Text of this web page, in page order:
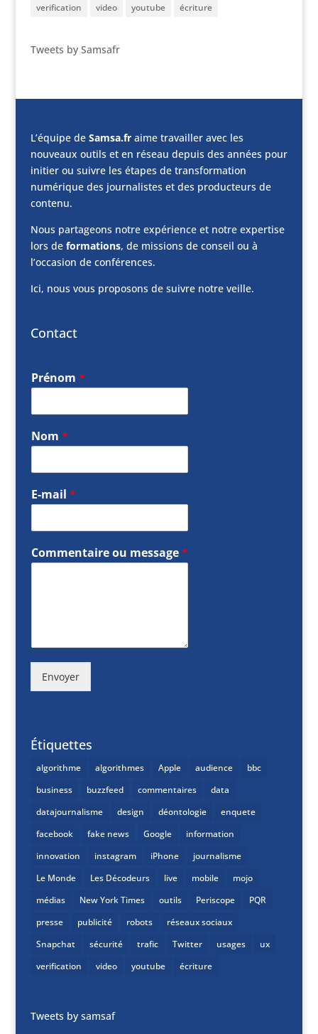
verification
video youtube écriture
Tweets by Samsafr
L’équipe de Samsa.fraime travailler avec les
nouveaux outils et en réseau depuis des années pour
initier ou suivre les étapes de transformation
numérique des journalistes et des producteurs de
contenu.
Nous partageons notre expérience et notre expertise
lors de formations, de missions de conseil ou à
l’occasion de conférences.
Ici, nous vous proposons de suivre notre veille.
Contact
Prénom *
Nom *
E-mail *
Commentaire ou message*
Envoyer
Étiquettes
algorithme algorithmes Apple audience
bbc
business
buzzfeed commentaires
data
datajournalisme
design déontologie
enquete
facebook
fake news Google
information
innovation
instagram iPhone
journalisme
Le Monde
Les Décodeurs live mobile
mojo
médias
New York Times outils Periscope
PQR
presse
publicité robots
réseaux sociaux
Snapchat
sécurité trafic Twitter usages
ux
verification
video youtube écriture
Tweets by samsaf